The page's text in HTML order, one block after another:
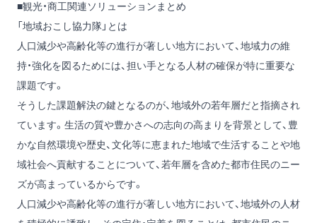
■観光・商工関連ソリューションまとめ
「地域おこし協力隊」とは
人口減少や高齢化等の進行が著しい地方において、地域力の維
持・強化を図るためには、担い手となる人材の確保が特に重要な
課題です。
そうした課題解決の鍵となるのが、地域外の若年層だと指摘され
ています。生活の質や豊かさへの志向の高まりを背景として、豊
かな自然環境や歴史、文化等に恵まれた地域で生活することや地
域社会へ貢献することについて、若年層を含めた都市住民のニー
ズが高まっているからです。
人口減少や高齢化等の進行が著しい地方において、地域外の人材